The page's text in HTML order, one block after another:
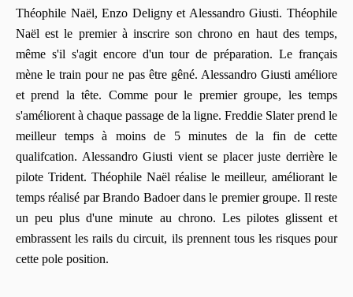
Théophile Naël, Enzo Deligny et Alessandro Giusti. Théophile
Naël est le premier à inscrire son chrono en haut des temps,
même s'il s'agit encore d'un tour de préparation. Le français
mène le train pour ne pas être gêné. Alessandro Giusti améliore
et prend la tête. Comme pour le premier groupe, les temps
s'améliorent à chaque passage de la ligne. Freddie Slater prend le
meilleur temps à moins de 5 minutes de la fin de cette
qualifcation. Alessandro Giusti vient se placer juste derrière le
pilote Trident. Théophile Naël réalise le meilleur, améliorant le
temps réalisé par Brando Badoer dans le premier groupe. Il reste
un peu plus d'une minute au chrono. Les pilotes glissent et
embrassent les rails du circuit, ils prennent tous les risques pour
cette pole position.